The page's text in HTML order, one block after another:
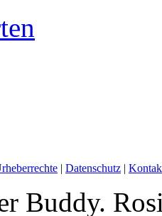
| Datenschutz |
Buddy.